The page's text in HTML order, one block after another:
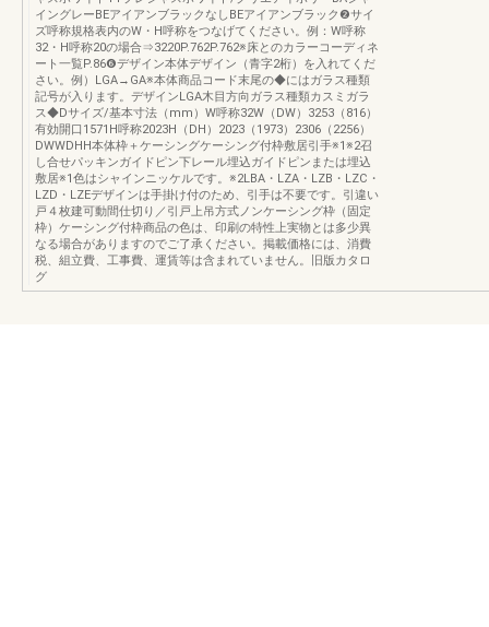
イングレーBEアイアンブラックなしBEアイアンブラック❷サイ
ズ呼称規格表内のW・H呼称をつなげてください。例：W呼称
32・H呼称20の場合⇒3220P.762P.762※床とのカラーコーディネ
ート一覧P.86❻デザイン本体デザイン（青字2桁）を入れてくだ
さい。例）LGA→GA※本体商品コード末尾の◆にはガラス種類
記号が入ります。デザインLGA木目方向ガラス種類カスミガラ
ス◆Dサイズ/基本寸法（mm）W呼称32W（DW）3253（816）
有効開口1571H呼称2023H（DH）2023（1973）2306（2256）
DWWDHH本体枠＋ケーシングケーシング付枠敷居引手※1※2召
し合せパッキンガイドピン下レール埋込ガイドピンまたは埋込
敷居※1色はシャインニッケルです。※2LBA・LZA・LZB・LZC・
LZD・LZEデザインは手掛け付のため、引手は不要です。引違い
戸４枚建可動間仕切り／引戸上吊方式ノンケーシング枠（固定
枠）ケーシング付枠商品の色は、印刷の特性上実物とは多少異
なる場合がありますのでご了承ください。掲載価格には、消費
税、組立費、工事費、運賃等は含まれていません。旧版カタロ
グ